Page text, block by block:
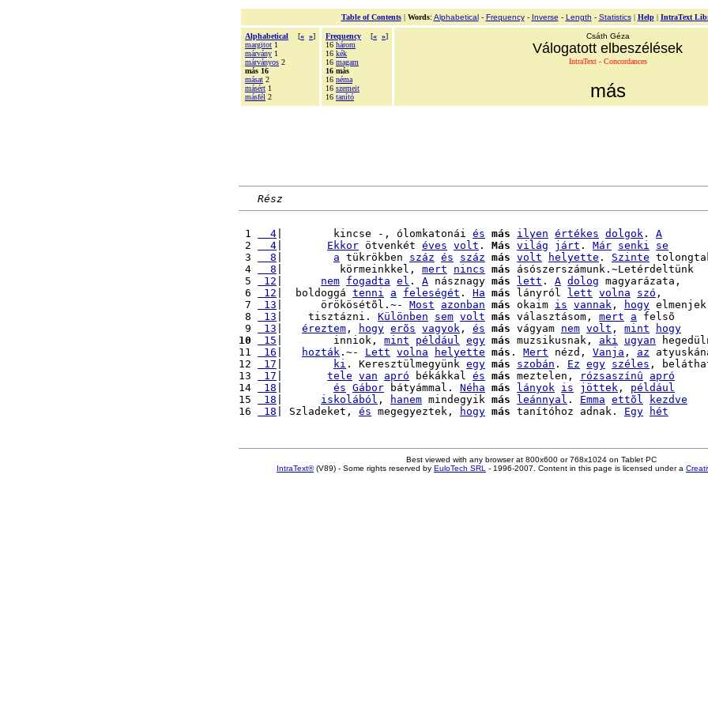
Table of Contents| Words: Alphabetical- Frequency- Inverse - Length - Statistics| Help| IntraText
Alphabetical [« »]
margitot 1
márvány 1
márványos 2
más 16
másat 2
másért 1
másfél 2
Frequency [« »]
16 három
16 kék
16 magam
16 más
16 néma
16 szemeit
16 tanító
Csáth Géza
Válogatott elbeszélések
IntraText - Concordances
más
Rész
1
  4
|        kincse -, ólomkatonái és más ilyen értékes dolgok . A
2
  4
Ekkor ötvenkét éves volt . Más világ járt . Már senki
se
3
  8
a tükrökben száz és száz más volt helyette . Szinte
4
  8
|         körmeinkkel, mert nincs más ásószerszámunk.~Letérdeltünk
5
12 nem fogadta el . A násznagy más lett . A dolog magyarázata,
6
12 |  boldoggá tenni a feleségét . Ha más lányról lett volna szó ,
7
13 |      örökösétõl.~- Most azonban más okaim is vannak , hogy elmenjek
8
13 |    tisztázni. Különben sem volt más választásom, mert a felsõ
9
13 éreztem , hogy erõs vagyok , és más vágyam nem volt , mint
hogy
10
15 |        inniok, mint például egy más muzsikusnak, aki ugyan
11
16 hozták .~- Lett volna helyette más . Mert nézd, Vanja , az
12
17 ki . Keresztülmegyünk egy más szobán . Ez egy széles ,
13
17 tele van apró békákkal és más meztelen, rózsaszínû
apró
14
18 és Gábor bátyámmal. Néha más lányok is jöttek , például
15
18 iskolából , hanem mindegyik más leánnyal . Emma ettõl
kezdve
16
18 | Szladeket, és megegyeztek, hogy más tanítóhoz adnak. Egy hét
Best viewed with any browser at 800x600 or 768x1024 on Tablet PC
IntraText®(V89) - Some rights reserved by EuloTech SRL - 1996-2007. Content in this page is licensed under a